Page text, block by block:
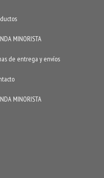
MINORISTA
de entrega y envíos
MINORISTA